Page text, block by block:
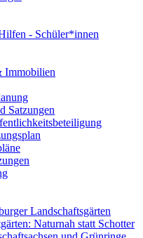
- Schüler*innen
Immobilien
Satzungen
Landschaftsgärten
Naturnah statt Schotter